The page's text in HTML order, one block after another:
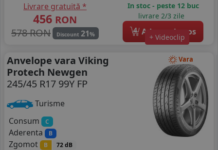
+ Videoclip
Livrare gratuită *
456 RON
578 RON
Discount 21%
In stoc - peste 12 buc
livrare 2/3 zile
4 Adauga in cos
Vara
Anvelope vara Viking
Protech Newgen
245/45 R17 99Y FP
Turisme
Consum
C
Aderenta B
Zgomot B 72 dB